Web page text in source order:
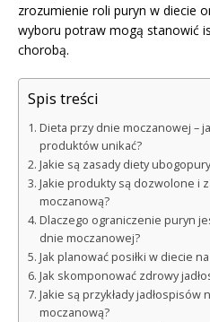
zrozumienie roli puryn w diecie
wyboru potraw mogą stanowić
chorobą.
Spis treści
Dieta przy dnie moczanowej –
produktów unikać?
Jakie są zasady diety
Jakie produkty są dozwolone i
moczanową?
Dlaczego ograniczenie puryn
dnie moczanowej?
Jak planować posiłki w diecie
Jak skomponować zdrowy
Jakie są przykłady jadłospisów
moczanową?